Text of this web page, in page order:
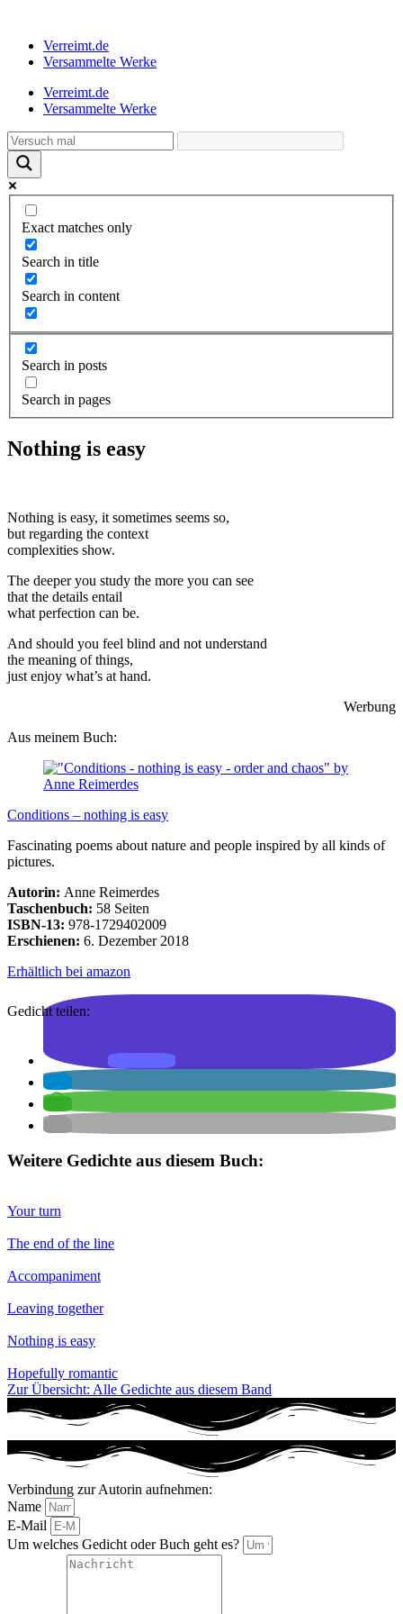
Verreimt.de
Versammelte Werke
Verreimt.de
Versammelte Werke
Exact matches only
Search in title
Search in content
Search in posts
Search in pages
Nothing is easy
Nothing is easy, it sometimes seems so,
but regarding the context
complexities show.
The deeper you study the more you can see
that the details entail
what perfection can be.
And should you feel blind and not understand
the meaning of things,
just enjoy what’s at hand.
Werbung
Aus meinem Buch:
Conditions – nothing is easy
Fascinating poems about nature and people inspired by all kinds of
pictures.
Autorin: Anne Reimerdes
Taschenbuch: 58 Seiten
ISBN-13: 978-1729402009
Erschienen: 6. Dezember 2018
Erhältlich bei amazon
Gedicht teilen:
Weitere Gedichte aus diesem Buch:
Your turn
The end of the line
Accompaniment
Leaving together
Nothing is easy
Hopefully romantic
Zur Übersicht: Alle Gedichte aus diesem Band
Verbindung zur Autorin aufnehmen:
Name
E-Mail
Um welches Gedicht oder Buch geht es?